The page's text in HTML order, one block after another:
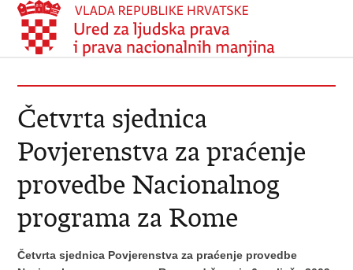
Četvrta sjednica
Povjerenstva za praćenje
provedbe Nacionalnog
programa za Rome
Četvrta sjednica Povjerenstva za praćenje provedbe